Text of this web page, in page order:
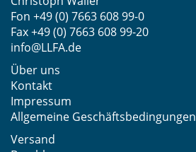
Fon +49 (0) 7663 608 99-0
Fax +49 (0) 7663 608 99-20
info@LLFA.de
Über uns
Kontakt
Impressum
Allgemeine Geschäftsbedingungen
Versand